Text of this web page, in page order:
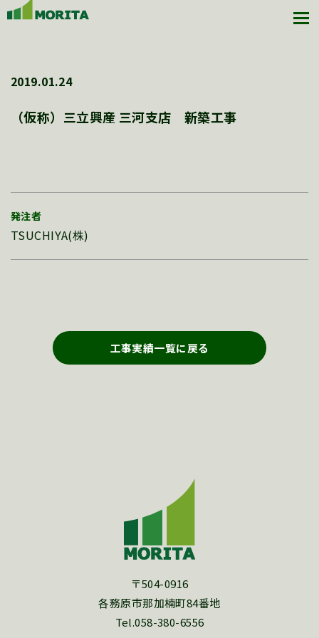
2019.01.24
（仮称）三立興産 三河支店 新築工事
発注者
TSUCHIYA(株)
工事実績一覧に戻る
〒504-0916
各務原市那加楠町84番地
Tel.058-380-6556